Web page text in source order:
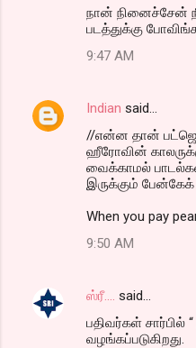
நான் நினைச்சேன்
படத்துக்கு
9:47 AM
Indian said…
//என்ன தான்
ஹீரோவின்
வைக்காமல்
இருக்கும்
When you pay
9:50 AM
ஸ்ரீ....
said…
பதிவர்கள் சார்பில்
வழங்கப்படுகிறது.